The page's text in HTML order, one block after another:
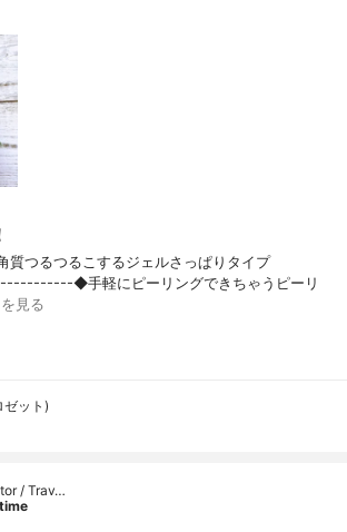
質つるつるこするジェルさっぱりタイプ
◆手軽にピーリングできちゃうピーリ
見る
ゼット)
/ Trav…